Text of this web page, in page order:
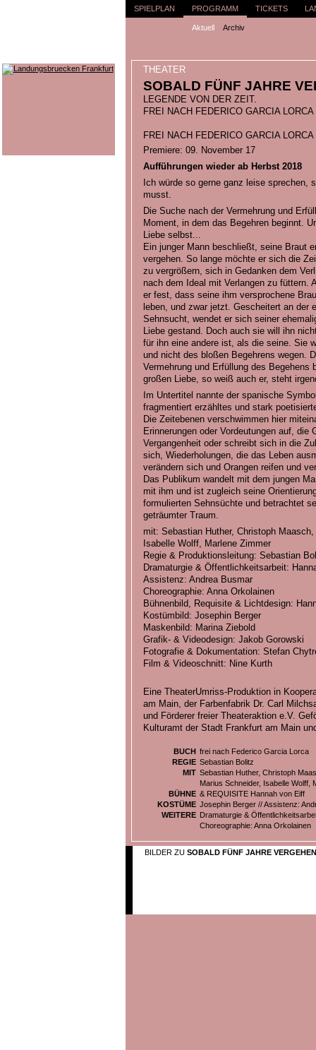
SPIELPLAN PROGRAMM
Aktuell Archiv
TICKETS
THEATER
SOBALD FÜNF JAHRE
LEGENDE VON DER ZEIT.
FREI NACH FEDERICO GARCIA LORCA
FREI NACH FEDERICO GARCIA LORCA
Premiere: 09. November 17
Aufführungen wieder ab Herbst 2018
Ich würde so gerne ganz leise sprechen,
musst.
Die Suche nach der Vermehrung und
Moment, in dem das Begehren beginnt.
Liebe selbst...
Ein junger Mann beschließt, seine Braut
vergehen. So lange möchte er sich die
zu vergrößern, sich in Gedanken dem
nach dem Ideal mit Verlangen zu füttern.
er fest, dass seine ihm versprochene
leben, und zwar jetzt. Gescheitert an der
Sehnsucht, wendet er sich seiner
Liebe gestand. Doch auch sie will ihn
für ihn eine andere ist, als die seine. Sie
und nicht des bloßen Begehrens wegen.
Vermehrung und Erfüllung des Begehens
großen Liebe, so weiß auch er, steht
Im Untertitel nannte der spanische
fragmentiert erzähltes und stark
Die Zeitebenen verschwimmen hier
Erinnerungen oder Vordeutungen auf, die
Vergangenheit oder schreibt sich in die
sich, Wiederholungen, die das Leben
verändern sich und Orangen reifen und
Das Publikum wandelt mit dem jungen
mit ihm und ist zugleich seine
formulierten Sehnsüchte und betrachtet
geträumter Traum.
mit: Sebastian Huther, Christoph
Isabelle Wolff, Marlene Zimmer
Regie & Produktionsleitung: Sebastian
Dramaturgie & Öffentlichkeitsarbeit:
Assistenz: Andrea Busmar
Choreographie: Anna Orkolainen
Bühnenbild, Requisite & Lichtdesign:
Kostümbild: Josephin Berger
Maskenbild: Marina Ziebold
Grafik- & Videodesign: Jakob Gorowski
Fotografie & Dokumentation: Stefan
Film & Videoschnitt: Nine Kurth
Eine TheaterUmriss-Produktion in
am Main, der Farbenfabrik Dr. Carl
und Förderer freier Theateraktion e.V.
Kulturamt der Stadt Frankfurt am Main
BUCH frei nach Federico Garcia Lorca
REGIE Sebastian Bolitz
MIT Sebastian Huther, Christoph
Marius Schneider, Isabelle Wolff,
BÜHNE & REQUISITE Hannah von Eiff
KOSTÜME Josephin Berger // Assistenz:
WEITERE Dramaturgie &
Choreographie: Anna Orkolainen
BILDER ZU SOBALD FÜNF JAHRE VERGEHEN